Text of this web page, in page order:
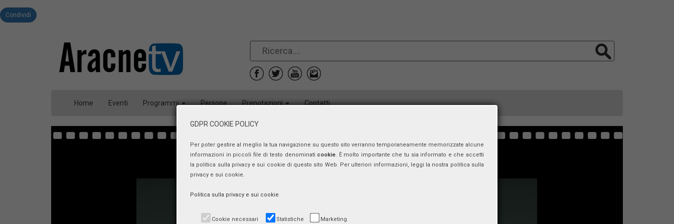
Condividi
Home Eventi Programmi Persone Prenotazioni Contatti
GDPR COOKIE POLICY
Per poter gestire al meglio la tua navigazione su questo sito verranno temporaneamente memorizzate alcune
informazioni in piccoli file di testo denominati cookie. È molto importante che tu sia informato e che accetti
la politica sulla privacy e sui cookie di questo sito Web. Per ulteriori informazioni, leggi la nostra politica sulla
privacy e sui cookie.
Politica sulla privacy e sui cookie
Cookie necessari Statistiche Marketing